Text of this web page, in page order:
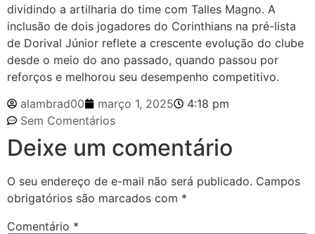
dividindo a artilharia do time com Talles Magno. A
inclusão de dois jogadores do Corinthians na pré-lista
de Dorival Júnior reflete a crescente evolução do clube
desde o meio do ano passado, quando passou por
reforços e melhorou seu desempenho competitivo.
alambrad00
março 1, 2025
4:18 pm
Sem Comentários
Deixe um comentário
O seu endereço de e-mail não será publicado. Campos
obrigatórios são marcados com *
Comentário *